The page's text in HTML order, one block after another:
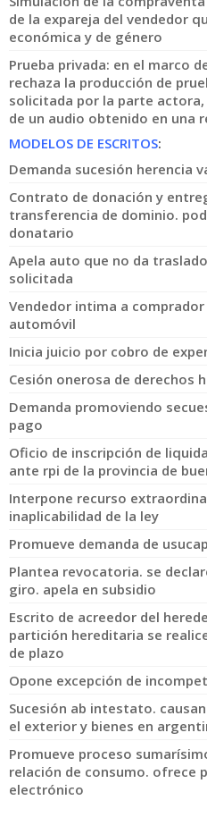
de la expareja del vendedor
económica y de género
Prueba privada: en el marco
rechaza la producción de
solicitada por la parte
de un audio obtenido en una
MODELOS DE ESCRITOS:
Demanda sucesión herencia
Contrato de donación y
transferencia de dominio.
donatario
Apela auto que no da
solicitada
Vendedor intima a
automóvil
Inicia juicio por cobro de
Cesión onerosa de derechos
Demanda promoviendo
pago
Oficio de inscripción de
ante rpi de la provincia de
Interpone recurso
inaplicabilidad de la ley
Promueve demanda de
Plantea revocatoria. se
giro. apela en subsidio
Escrito de acreedor del
partición hereditaria se
de plazo
Opone excepción de
Sucesión ab intestato.
el exterior y bienes en
Promueve proceso
relación de consumo. ofrece
electrónico